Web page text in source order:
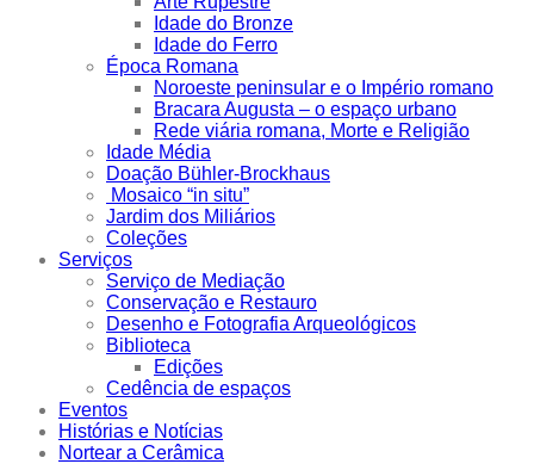
Idade do Bronze
Idade do Ferro
Época Romana
Noroeste peninsular e o Império romano
Bracara Augusta – o espaço urbano
Rede viária romana, Morte e Religião
Idade Média
Doação Bühler-Brockhaus
Mosaico “in situ”
Jardim dos Miliários
Coleções
Serviços
Serviço de Mediação
Conservação e Restauro
Desenho e Fotografia Arqueológicos
Biblioteca
Edições
Cedência de espaços
Eventos
Histórias e Notícias
Nortear a Cerâmica